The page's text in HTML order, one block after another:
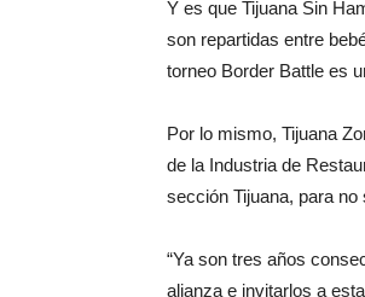
Y es que Tijuana Sin
son repartidas entre
torneo Border Battle es
Por lo mismo, Tijuana
de la Industria de
sección Tijuana, para
“Ya son tres años
alianza e invitarlos a